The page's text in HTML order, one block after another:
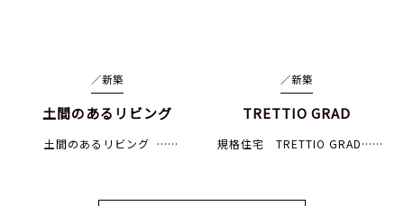
／新築
土間のあるリビング
土間のあるリビング ……
／新築
TRETTIO GRAD
規格住宅 TRETTIO GRAD……